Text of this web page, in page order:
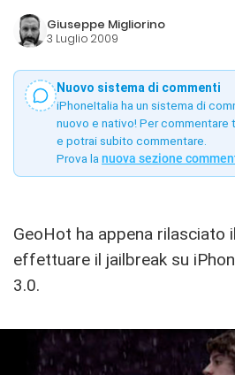
Giuseppe Migliorino
3 Luglio 2009
Nuovo sistema di commenti
iPhoneItalia ha un sistema di
nuovo e nativo! Per commentare
e potrai subito commentare.
Prova la nuova sezione
GeoHot ha appena rilasciato
effettuare il jailbreak su
3.0.